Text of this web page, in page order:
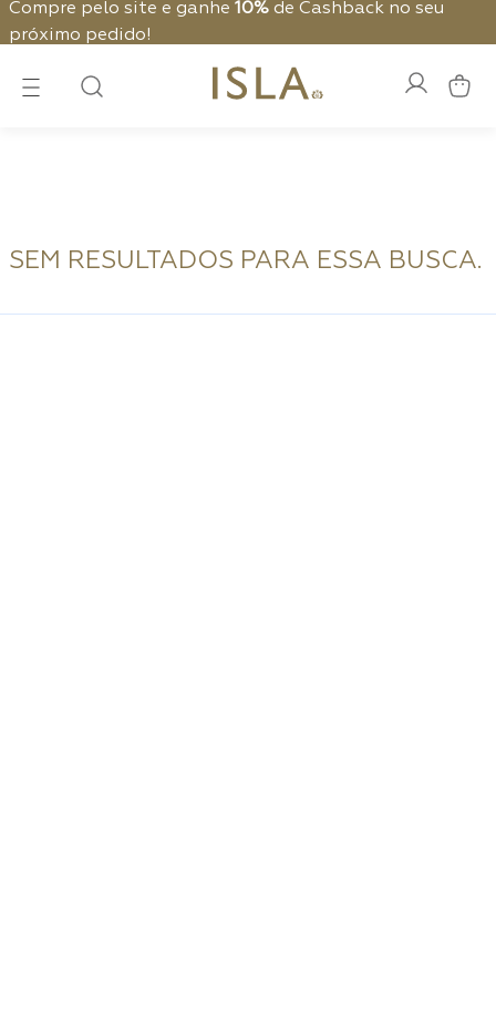
Compre pelo site e ganhe 10% de Cashback no seu
próximo pedido!
SEM RESULTADOS PARA ESSA BUSCA.